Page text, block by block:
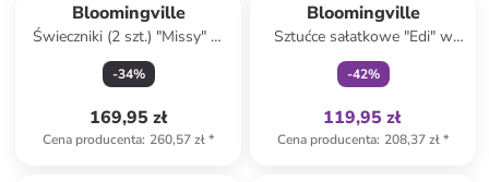
Bloomingville
Świeczniki (2 szt.) "Missy" w
kolorze błękitnym i beżowym
-34%
169,95 zł
Cena producenta: 260,57 zł*
Bloomingville
Sztućce sałatkowe "Edi" w
kolorze złotym - dł. 26,5 cm
-42%
119,95 zł
Cena producenta: 208,37 zł*